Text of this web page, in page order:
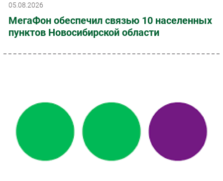
05.08.2026
МегаФон обеспечил связью 10 населенных
пунктов Новосибирской области